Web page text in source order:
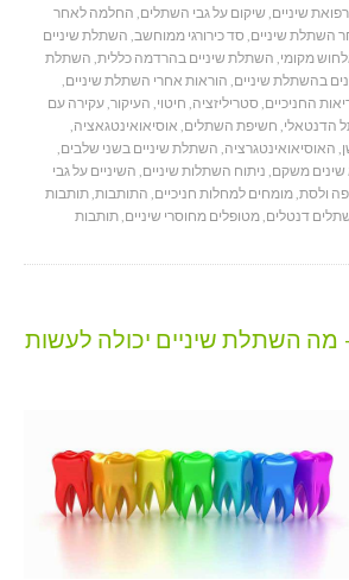
רפואת שיניים, שיקום על גבי השתלים, החלמה לאחר
השתלת שיניים, סד כירורגי ממוחשב, השתלת שיניים
מקומי, השתלת שיניים בהרדמה כללית, השתלת
בהשתלת שיניים, הוראות אחרי השתלת שיניים,
החניכיים, סטריליזציה, חיטוי, העיקור,עקירה עם
הדנטאלי, חשיפת השתלים, אוסיאואינטגאציה,
, האוסיאואינטגרציה, השתלת שיניים בשני שלבים,
שינים משקם, ניתוח השתלות שיניים, השיניים על גבי
פה ולסת,מומחים למחלות חניכיים, התותבות,תותבות
דנטלים,מטופלים מחוסרי שיניים,תותבות
מה השתלת שיניים יכולה לעשות